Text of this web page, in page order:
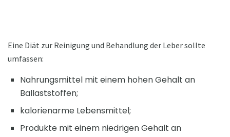
Eine Diät zur Reinigung und Behandlung der Leber sollte
umfassen:
Nahrungsmittel mit einem hohen Gehalt an
Ballaststoffen;
kalorienarme Lebensmittel;
Produkte mit einem niedrigen Gehalt an